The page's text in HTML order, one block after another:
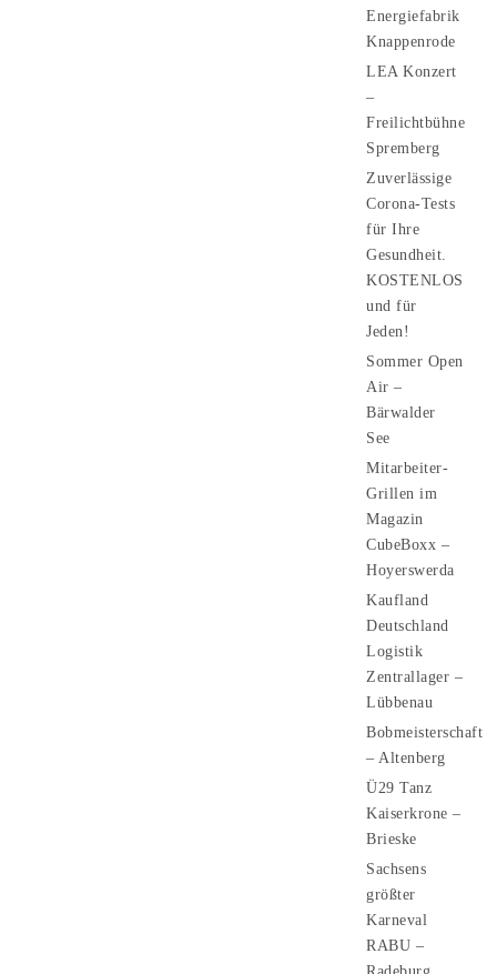
Energiefabrik
Knappenrode
LEA Konzert
–
Freilichtbühne
Spremberg
Zuverlässige
Corona-Tests
für Ihre
Gesundheit.
KOSTENLOS
und für
Jeden!
Sommer Open
Air –
Bärwalder
See
Mitarbeiter-
Grillen im
Magazin
CubeBoxx –
Hoyerswerda
Kaufland
Deutschland
Logistik
Zentrallager –
Lübbenau
Bobmeisterschaft
– Altenberg
Ü29 Tanz
Kaiserkrone –
Brieske
Sachsens
größter
Karneval
RABU –